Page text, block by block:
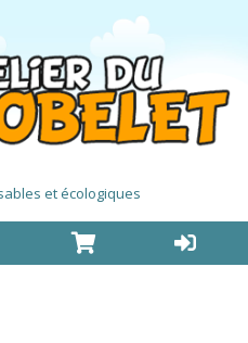
et écologiques